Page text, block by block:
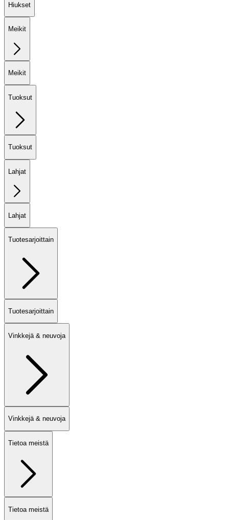
Hiukset
Meikit
Meikit
Tuoksut
Tuoksut
Lahjat
Lahjat
Tuotesarjoittain
Tuotesarjoittain
Vinkkejä & neuvoja
Vinkkejä & neuvoja
Tietoa meistä
Tietoa meistä